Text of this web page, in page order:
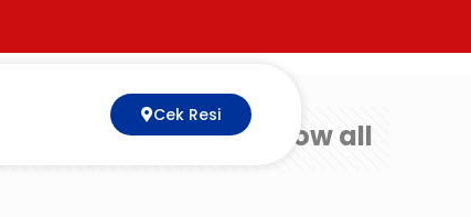
Cek Resi
Show all